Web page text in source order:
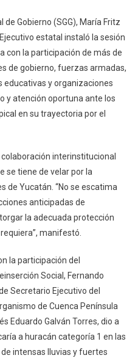
de Gobierno (SGG), María Fritz
estatal instaló la sesión
con la participación de más de
de gobierno, fuerzas armadas,
educativas y organizaciones
y atención oportuna ante los
en su trayectoria por el
interinstitucional
se tiene de velar por la
de Yucatán. “No se escatima
anticipadas de
la adecuada protección
manifestó.
la participación del
Social, Fernando
Secretario Ejecutivo del
de Cuenca Península
Eduardo Galván Torres, dio a
a huracán categoría 1 en las
intensas lluvias y fuertes